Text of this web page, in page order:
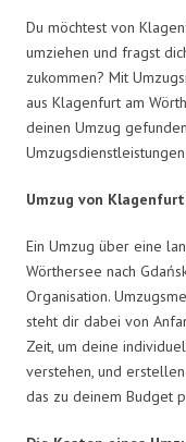
Du möchtest von
umziehen und fragst
zukommen? Mit
aus Klagenfurt am
deinen Umzug
Umzug von
Ein Umzug über eine
Wörthersee nach
Organisation.
steht dir dabei von
Zeit, um deine
verstehen, und
das zu deinem Budget